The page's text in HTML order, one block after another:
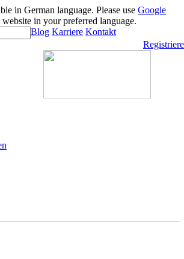
in German language. Please use Google
in your preferred language.
Blog Karriere Kontakt